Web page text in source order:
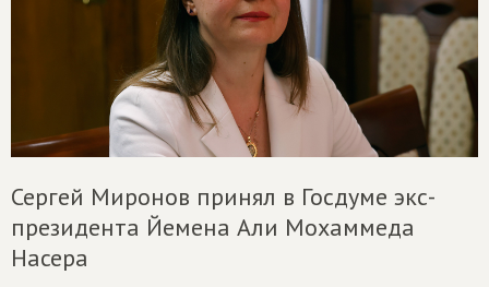
Сергей Миронов принял в Госдуме экс-
президента Йемена Али Мохаммеда
Насера